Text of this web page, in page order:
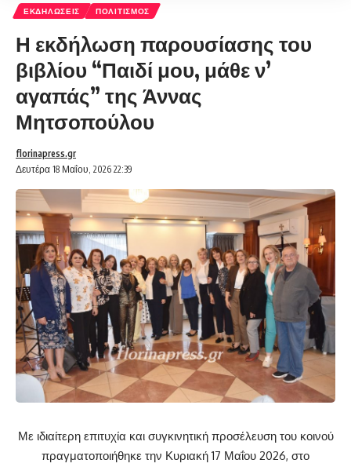
ΕΚΔΗΛΏΣΕΙΣ ΠΟΛΙΤΙΣΜΌΣ
Η εκδήλωση παρουσίασης του
βιβλίου “Παιδί μου, μάθε ν’
αγαπάς” της Άννας
Μητσοπούλου
Δευτέρα 18 Μαΐου, 2026 22:39
florinapress.gr
Με ιδιαίτερη επιτυχία και συγκινητική προσέλευση του κοινού
πραγματοποιήθηκε την Κυριακή 17 Μαΐου 2026, στο